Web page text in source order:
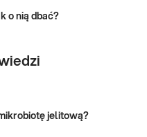
o nią dbać?
jelitową?